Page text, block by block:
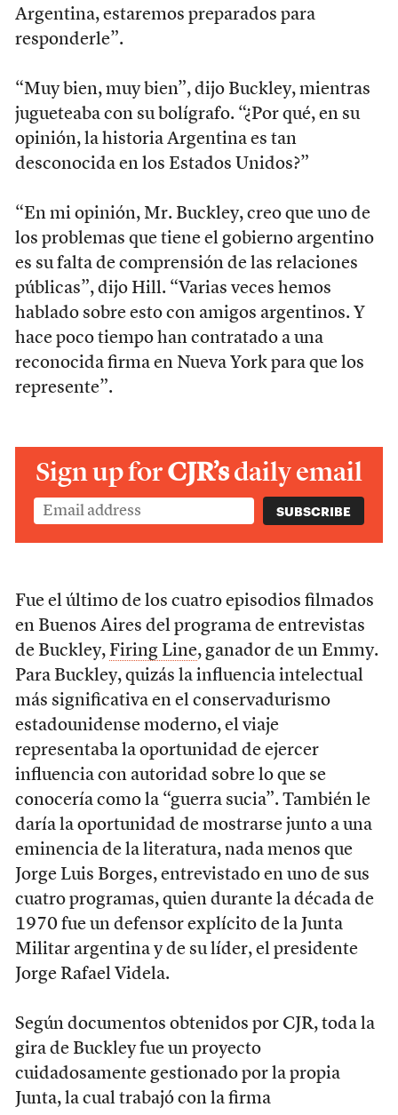
Argentina, estaremos preparados para
responderle”.
“Muy bien, muy bien”, dijo Buckley, mientras
jugueteaba con su bolígrafo. “¿Por qué, en su
opinión, la historia Argentina es tan
desconocida en los Estados Unidos?”
“En mi opinión, Mr. Buckley, creo que uno de
los problemas que tiene el gobierno argentino
es su falta de comprensión de las relaciones
públicas”, dijo Hill. “Varias veces hemos
hablado sobre esto con amigos argentinos. Y
hace poco tiempo han contratado a una
reconocida firma en Nueva York para que los
represente”.
Sign up forCJR’sdaily email
Fue el último de los cuatro episodios filmados
en Buenos Aires del programa de entrevistas
de Buckley, Firing Line, ganador de un Emmy.
Para Buckley, quizás la influencia intelectual
más significativa en el conservadurismo
estadounidense moderno, el viaje
representaba la oportunidad de ejercer
influencia con autoridad sobre lo que se
conocería como la “guerra sucia”. También le
daría la oportunidad de mostrarse junto a una
eminencia de la literatura, nada menos que
Jorge Luis Borges, entrevistado en uno de sus
cuatro programas, quien durante la década de
1970 fue un defensor explícito de la Junta
Militar argentina y de su líder, el presidente
Jorge Rafael Videla.
Según documentos obtenidos por CJR, toda la
gira de Buckley fue un proyecto
cuidadosamente gestionado por la propia
Junta, la cual trabajó con la firma